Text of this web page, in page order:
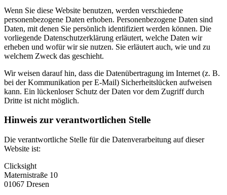
Wenn Sie diese Website benutzen, werden verschiedene
personenbezogene Daten erhoben. Personenbezogene Daten sind
Daten, mit denen Sie persönlich identifiziert werden können. Die
vorliegende Datenschutzerklärung erläutert, welche Daten wir
erheben und wofür wir sie nutzen. Sie erläutert auch, wie und zu
welchem Zweck das geschieht.
Wir weisen darauf hin, dass die Datenübertragung im Internet (z. B.
bei der Kommunikation per E-Mail) Sicherheitslücken aufweisen
kann. Ein lückenloser Schutz der Daten vor dem Zugriff durch
Dritte ist nicht möglich.
Hinweis zur verantwortlichen Stelle
Die verantwortliche Stelle für die Datenverarbeitung auf dieser
Website ist:
Clicksight
Maternistraße 10
01067 Dresen